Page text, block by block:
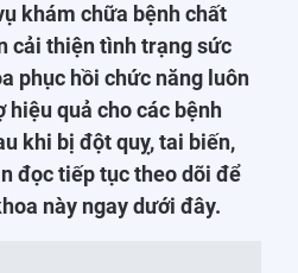
khám chữa bệnh chất
cải thiện tình trạng sức
phục hồi chức năng luôn
hiệu quả cho các bệnh
khi bị đột quỵ, tai biến,
đọc tiếp tục theo dõi để
này ngay dưới đây.